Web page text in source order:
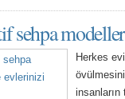
sehpa
Herkes